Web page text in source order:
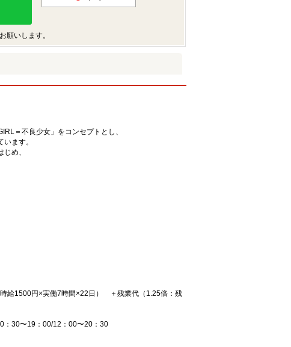
願いします。
＝不良少女」をコンセプトとし、
ます。
め、
給1500円×実働7時間×22日） ＋残業代（1.25倍：残
：30〜19：00/12：00〜20：30